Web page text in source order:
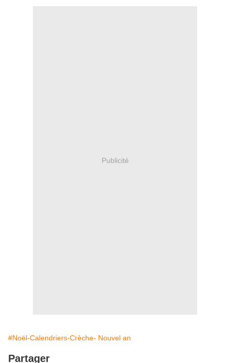
Publicité
#Noël-Calendriers-Crèche- Nouvel an
Partager